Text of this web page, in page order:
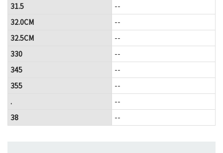
31.5
--
32.0CM
--
32.5CM
--
330
--
345
--
355
--
.
--
38
--